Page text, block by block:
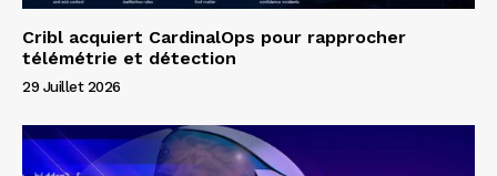
Cribl acquiert CardinalOps pour rapprocher
télémétrie et détection
29 Juillet 2026